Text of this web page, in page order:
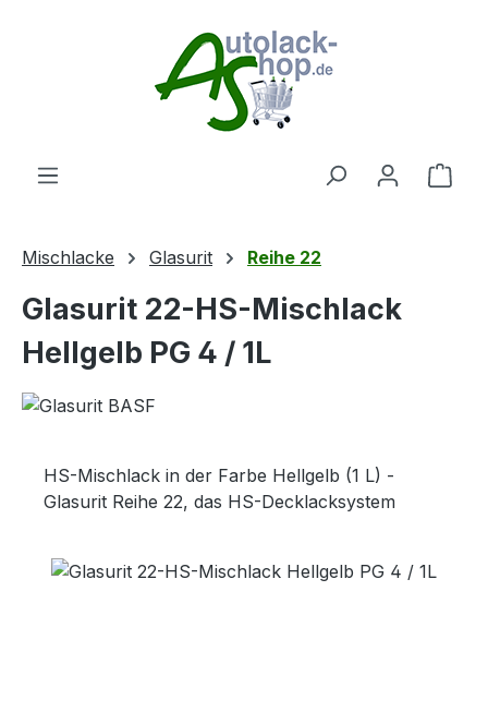
Mischlacke Glasurit Reihe 22
Glasurit 22-HS-Mischlack
Hellgelb PG 4 / 1L
HS-Mischlack in der Farbe Hellgelb (1 L) -
Glasurit Reihe 22, das HS-Decklacksystem
Bildergalerie überspringen